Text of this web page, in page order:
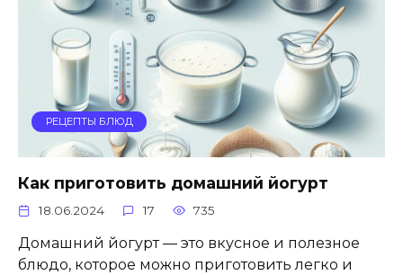
РЕЦЕПТЫ БЛЮД
Как приготовить домашний йогурт
18.06.2024 17 735
Домашний йогурт — это вкусное и полезное
блюдо, которое можно приготовить легко и